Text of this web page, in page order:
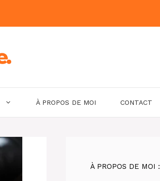
À PROPOS DE MOI CONTACT
À PROPOS DE MOI :